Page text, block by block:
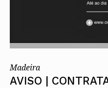
Madeira
AVISO |